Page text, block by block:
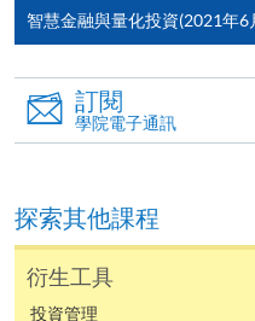
報讀同一學歷頒
學院為學歷頒授課
用於一般學歷頒授課
心或以郵遞方式，遞
有關繳費詳情，請參閱
智慧金融與量化投資(2021年6
訂閱
學院電子通訊
探索其他課程
衍生工具
投資管理